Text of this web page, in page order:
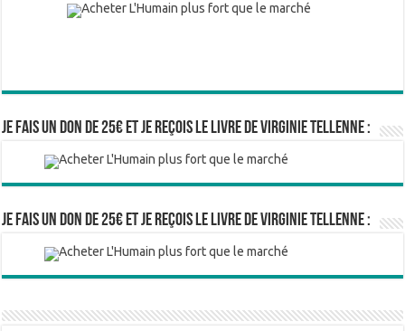
Je fais un don de 25€ et je reçois le livre de Virginie Tellenne :
Je fais un don de 25€ et je reçois le livre de Virginie Tellenne :